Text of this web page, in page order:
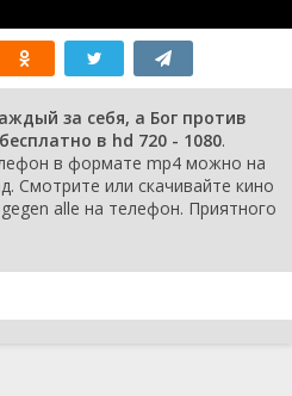
за себя, а Бог против
в hd 720 - 1080.
в формате mp4 можно на
Смотрите или скачивайте кино
alle на телефон. Приятного